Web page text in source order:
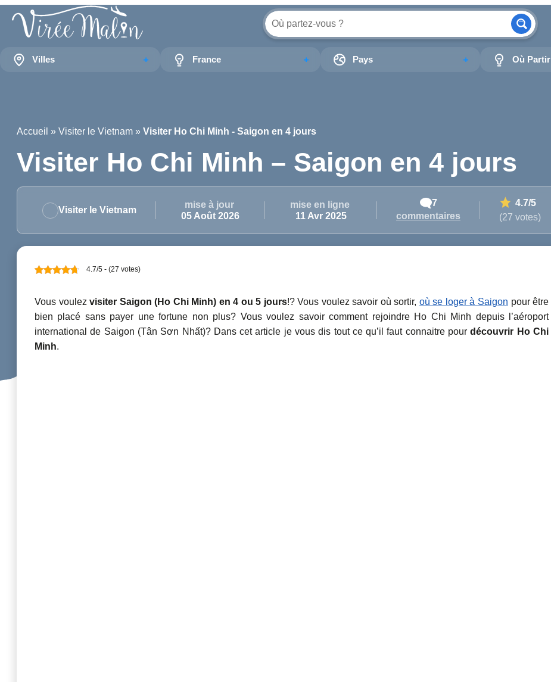
Villes France Pays Où Partir
Accueil » Visiter le Vietnam » Visiter Ho Chi Minh - Saigon en 4 jours
Visiter Ho Chi Minh – Saigon en 4 jours
Visiter le Vietnam
mise à jour
05 Août 2026
mise en ligne
11 Avr 2025
7
commentaires
4.7/5
(27 votes)
4.7/5 - (27 votes)
Vous voulezvisiter Saigon (Ho Chi Minh) en 4 ou 5 jours!? Vous voulez savoir où sortir, où se loger à Saigon pour être
bien placé sans payer une fortune non plus? Vous voulez savoir comment rejoindre Ho Chi Minh depuis l’aéroport
international de Saigon (Tân Sơn Nhất)? Dans cet article je vous dis tout ce qu’il faut connaitre pourdécouvrir Ho Chi
Minh.